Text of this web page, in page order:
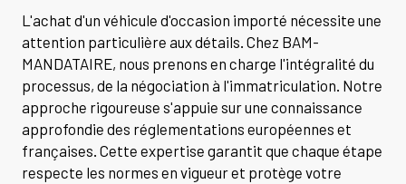
L'achat d'un véhicule d'occasion importé nécessite une
attention particulière aux détails. Chez BAM-
MANDATAIRE, nous prenons en charge l'intégralité du
processus, de la négociation à l'immatriculation. Notre
approche rigoureuse s'appuie sur une connaissance
approfondie des réglementations européennes et
françaises. Cette expertise garantit que chaque étape
respecte les normes en vigueur et protège votre